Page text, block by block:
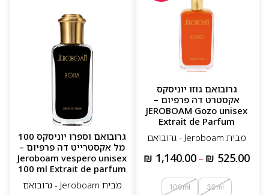
גרובואם גוזו יוניסקס
אקסטרט דה פרפיום –
JEROBOAM Gozo unisex
Extrait de Parfum
מבית Jeroboam - גרובואם
₪ 525.00
–
₪ 1,140.00
30ml
100ml
גרובואם וספרו יוניסקס 100
מל אקסטרייט דה פרפיום –
Jeroboam vespero unisex
100 ml Extrait de parfum
מבית Jeroboam - גרובואם